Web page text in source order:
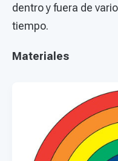
dentro y fuera de
tiempo.
Materiales